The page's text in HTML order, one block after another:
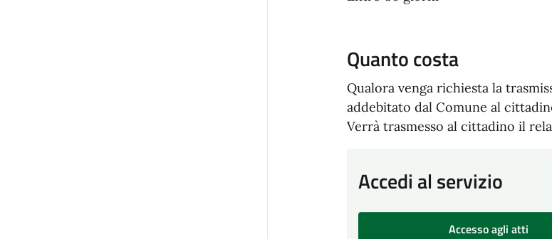
Quanto costa
Qualora venga richiesta la
addebitato dal Comune al
Verrà trasmesso al cittadino il
Accedi al servizio
Accesso agli atti